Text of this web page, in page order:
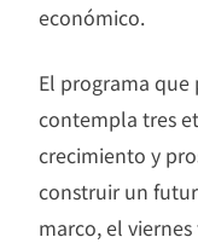
económico.
El programa
contempla tres
crecimiento y
construir un
marco, el